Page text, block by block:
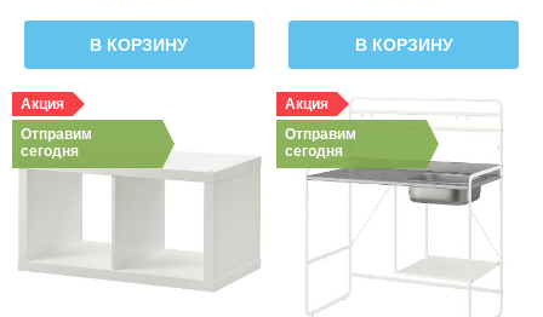
В КОРЗИНУ В КОРЗИНУ
Акция
Отправим
сегодня
Акция
Отправим
сегодня